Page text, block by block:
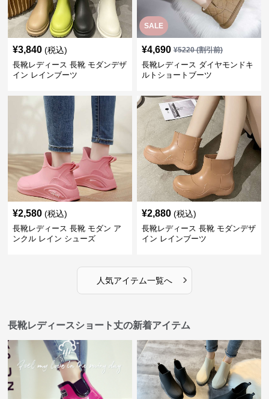
¥3,840 (税込)
長靴レディース 長靴 モダンデザ
イン レインブーツ
SALE
¥4,690 ¥5220(割引前)
長靴レディース ダイヤモンドキ
ルトショートブーツ
¥2,580 (税込)
長靴レディース 長靴 モダン ア
ンクル レイン シューズ
¥2,880 (税込)
長靴レディース 長靴 モダンデザ
イン レインブーツ
人気アイテム一覧へ ›
長靴レディースショート丈の新着アイテム